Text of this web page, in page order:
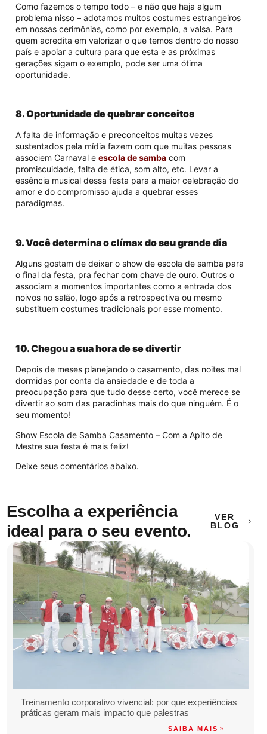
Como fazemos o tempo todo – e não que haja algum
problema nisso – adotamos muitos costumes estrangeiros
em nossas cerimônias, como por exemplo, a valsa. Para
quem acredita em valorizar o que temos dentro do nosso
país e apoiar a cultura para que esta e as próximas
gerações sigam o exemplo, pode ser uma ótima
oportunidade.
8. Oportunidade de quebrar conceitos
A falta de informação e preconceitos muitas vezes
sustentados pela mídia fazem com que muitas pessoas
associem Carnaval e escola de samba com
promiscuidade, falta de ética, som alto, etc. Levar a
essência musical dessa festa para a maior celebração do
amor e do compromisso ajuda a quebrar esses
paradigmas.
9. Você determina o clímax do seu grande dia
Alguns gostam de deixar o show de escola de samba para
o final da festa, pra fechar com chave de ouro. Outros o
associam a momentos importantes como a entrada dos
noivos no salão, logo após a retrospectiva ou mesmo
substituem costumes tradicionais por esse momento.
10. Chegou a sua hora de se divertir
Depois de meses planejando o casamento, das noites mal
dormidas por conta da ansiedade e de toda a
preocupação para que tudo desse certo, você merece se
divertir ao som das paradinhas mais do que ninguém. É o
seu momento!
Show Escola de Samba Casamento – Com a Apito de
Mestre sua festa é mais feliz!
Deixe seus comentários abaixo.
Escolha a experiência
ideal para o seu evento.
VER
BLOG
Treinamento corporativo vivencial: por que experiências
práticas geram mais impacto que palestras
SAIBA MAIS